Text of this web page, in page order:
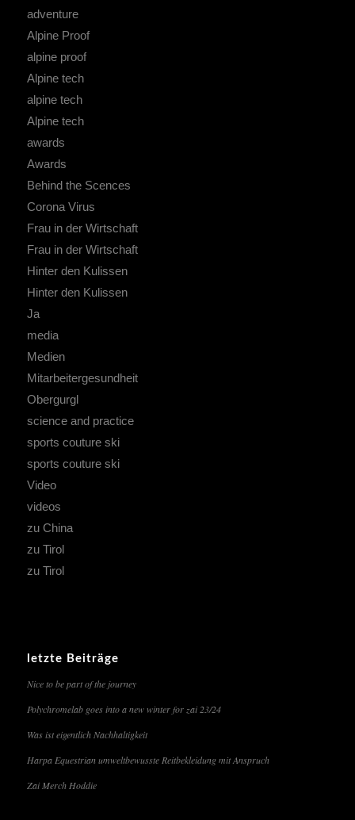
adventure
Alpine Proof
alpine proof
Alpine tech
alpine tech
Alpine tech
awards
Awards
Behind the Scences
Corona Virus
Frau in der Wirtschaft
Frau in der Wirtschaft
Hinter den Kulissen
Hinter den Kulissen
Ja
media
Medien
Mitarbeitergesundheit
Obergurgl
science and practice
sports couture ski
sports couture ski
Video
videos
zu China
zu Tirol
zu Tirol
letzte Beiträge
Nice to be part of the journey
Polychromelab goes into a new winter for zai 23/24
Was ist eigentlich Nachhaltigkeit
Harpa Equestrian umweltbewusste Reitbekleidung mit Anspruch
Zai Merch Hoddie